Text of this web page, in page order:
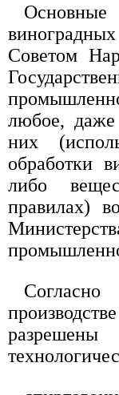
Советом
любое, даже
них
обработки
либо
правилах)